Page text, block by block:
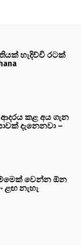
හැදිච්චි රටක්
කළ අය ගැන
දැනෙනවා –
වෙන්න ඕන
ළඟ නැහැ